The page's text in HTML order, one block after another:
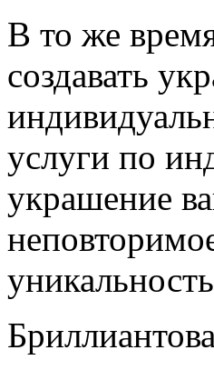
В то же
создавать
услуги по
украшение